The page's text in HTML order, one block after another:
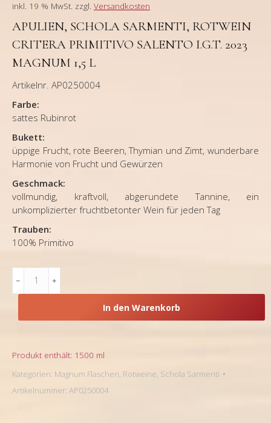
inkl. 19 % MwSt. zzgl. Versandkosten
APULIEN, SCHOLA SARMENTI, ROTWEIN
CRITERA PRIMITIVO SALENTO I.G.T. 2023
MAGNUM 1,5 L
Artikelnr. AP0250004
Farbe:
sattes Rubinrot
Bukett:
üppige Frucht, rote Beeren, Thymian und Zimt, wunderbare
Harmonie von Frucht und Gewürzen
Geschmack:
vollmundig, kraftvoll, abgerundete Tannine, ein
unkomplizierter fruchtbetonter Wein für jeden Tag
Trauben:
100% Primitivo
Schola
Salento
2023
Magnum
In den Warenkorb
Produkt enthält: 1500 ml
Kategorien: Magnum Flaschen, Rotweine, Schola Sarmenti
Artikelnummer: AP0250004